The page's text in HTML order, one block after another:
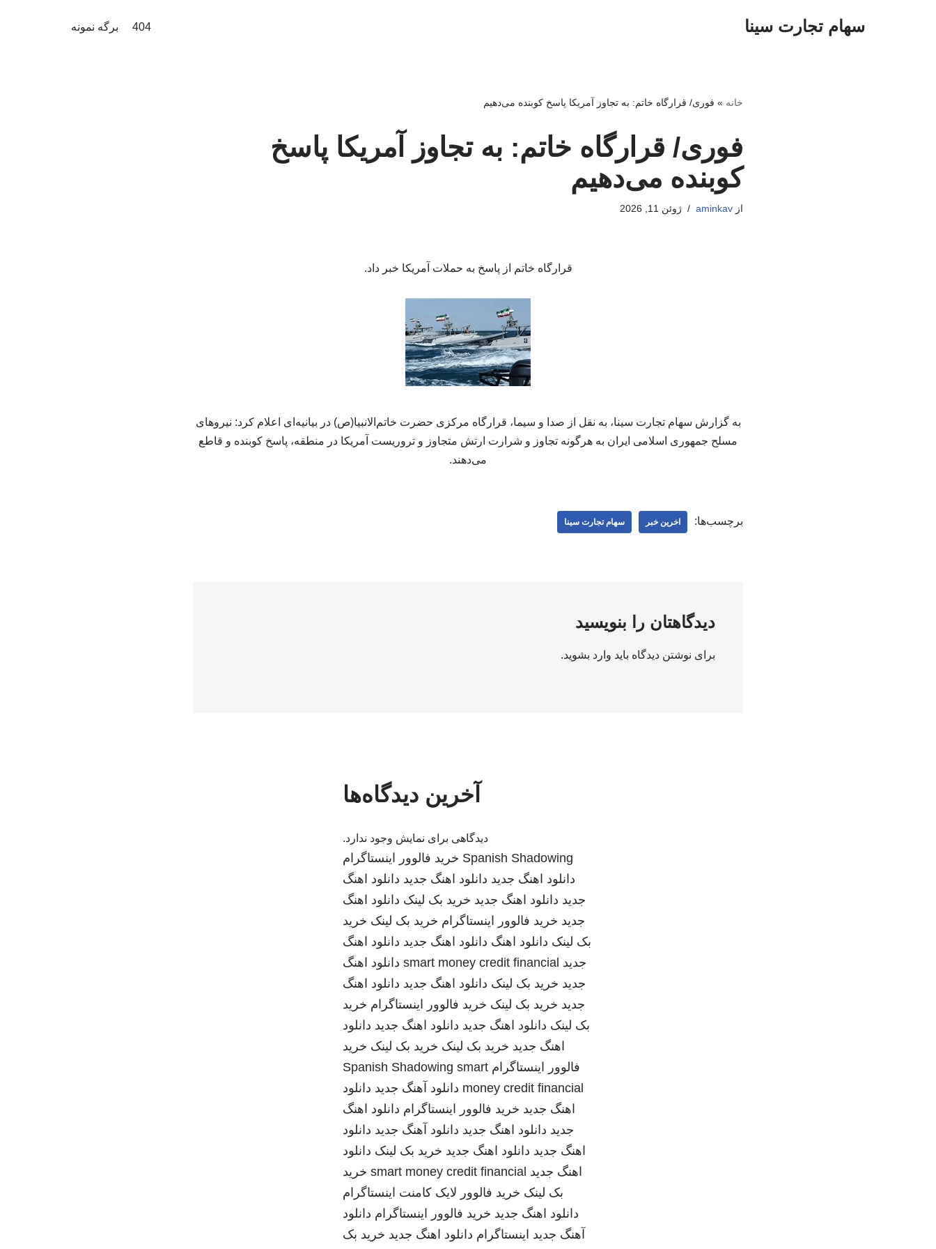
سهام تجارت سینا 404 برگه نمونه
خانه » فوری/ قرارگاه خاتم: به تجاوز آمریکا پاسخ کوبنده می‌دهیم
فوری/ قرارگاه خاتم: به تجاوز آمریکا پاسخ
کوبنده می‌دهیم
ازaminkav ژوئن 11, 2026
قرارگاه خاتم از پاسخ به حملات آمریکا خبر داد.
به گزارش سهام تجارت سینا، به نقل از صدا و سیما، قرارگاه مرکزی حضرت خاتم‌الانبیا(ص) در بیانیه‌ای اعلام کرد: نیروهای
مسلح جمهوری اسلامی ایران به هرگونه تجاوز و شرارت ارتش متجاوز و تروریست آمریکا در منطقه، پاسخ کوبنده و قاطع
می‌دهند.
برچسب‌ها: اخرین خبر سهام تجارت سینا
دیدگاهتان را بنویسید
برای نوشتن دیدگاه باید وارد بشوید.
آخرین دیدگاه‌ها
دیدگاهی برای نمایش وجود ندارد.
Spanish Shadowing خرید فالوور اینستاگرام
دانلود اهنگ جدید دانلود اهنگ جدید دانلود اهنگ
جدید دانلود اهنگ جدید خرید بک لینک دانلود اهنگ
جدید خرید فالوور اینستاگرام خرید بک لینک خرید
بک لینک دانلود اهنگ دانلود اهنگ جدید دانلود اهنگ
جدید smart money credit financial دانلود اهنگ
جدید خرید بک لینک دانلود اهنگ جدید دانلود اهنگ
جدید خرید بک لینک خرید فالوور اینستاگرام خرید
بک لینک دانلود اهنگ جدید دانلود اهنگ جدید دانلود
اهنگ جدید خرید بک لینک خرید بک لینک خرید
فالوور اینستاگرام
Spanish Shadowing smart
money credit financial دانلود آهنگ جدید دانلود
اهنگ جدید خرید فالوور اینستاگرام دانلود اهنگ
جدید دانلود اهنگ جدید دانلود آهنگ جدید دانلود
اهنگ جدید دانلود اهنگ جدید خرید بک لینک دانلود
اهنگ جدید smart money credit financial خرید
بک لینک خرید فالوور لایک کامنت اینستاگرام
دانلود اهنگ جدید خرید فالوور اینستاگرام دانلود
آهنگ جدید اینستاگرام دانلود اهنگ جدید خرید بک